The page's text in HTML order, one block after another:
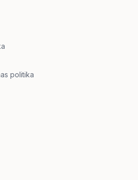
politika